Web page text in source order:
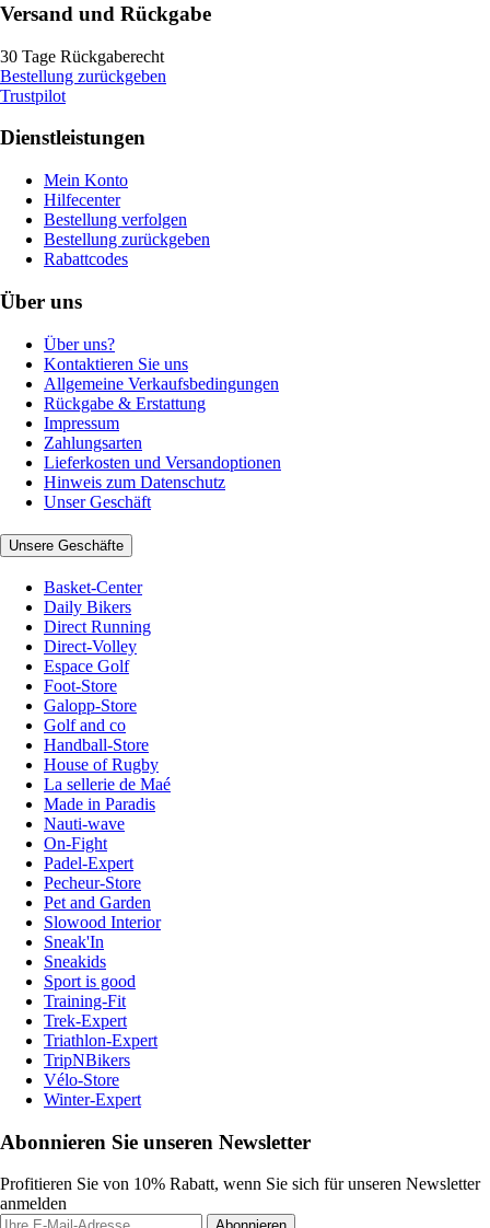
Versand und Rückgabe
30 Tage Rückgaberecht
Bestellung zurückgeben
Trustpilot
Dienstleistungen
Mein Konto
Hilfecenter
Bestellung verfolgen
Bestellung zurückgeben
Rabattcodes
Über uns
Über uns?
Kontaktieren Sie uns
Allgemeine Verkaufsbedingungen
Rückgabe & Erstattung
Impressum
Zahlungsarten
Lieferkosten und Versandoptionen
Hinweis zum Datenschutz
Unser Geschäft
Unsere Geschäfte
Basket-Center
Daily Bikers
Direct Running
Direct-Volley
Espace Golf
Foot-Store
Galopp-Store
Golf and co
Handball-Store
House of Rugby
La sellerie de Maé
Made in Paradis
Nauti-wave
On-Fight
Padel-Expert
Pecheur-Store
Pet and Garden
Slowood Interior
Sneak'In
Sneakids
Sport is good
Training-Fit
Trek-Expert
Triathlon-Expert
TripNBikers
Vélo-Store
Winter-Expert
Abonnieren Sie unseren Newsletter
Profitieren Sie von 10% Rabatt, wenn Sie sich für unseren Newsletter
anmelden